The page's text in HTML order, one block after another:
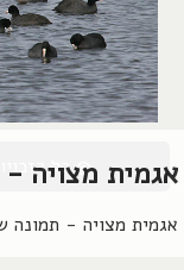
אגמית מצויה -
אגמית מצויה - תמונה
© כל הזכויות